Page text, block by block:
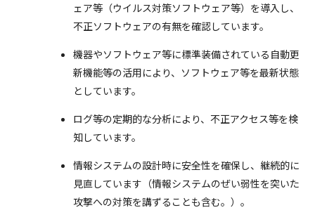
ェア等（ウイルス対策ソフトウェア等）を導入し、
不正ソフトウェアの有無を確認しています。
機器やソフトウェア等に標準装備されている自動更
新機能等の活用により、ソフトウェア等を最新状態
としています。
ログ等の定期的な分析により、不正アクセス等を検
知しています。
情報システムの設計時に安全性を確保し、継続的に
見直しています（情報システムのぜい弱性を突いた
攻撃への対策を講ずることも含む。）。